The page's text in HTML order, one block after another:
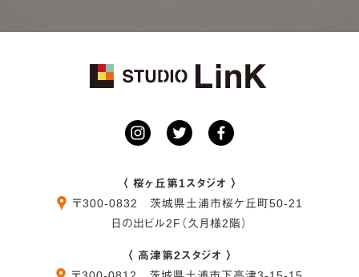
〈 桜ヶ丘第1スタジオ 〉
〒300-0832 茨城県土浦市桜ケ丘町50-21
日の出ビル2F（久月様2階）
〈 高津第2スタジオ 〉